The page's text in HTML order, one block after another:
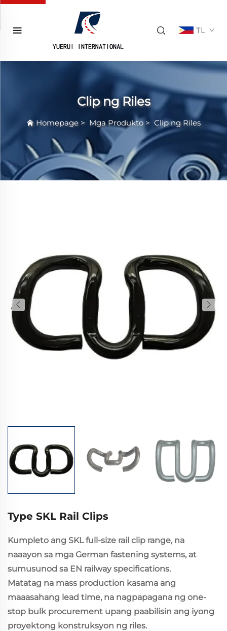
TL
Clip ng Riles
Homepage > Mga Produkto> Clip ng Riles
Type SKL Rail Clips
Kumpleto ang SKL full-size rail clip range, na
naaayon sa mga German fastening systems, at
sumusunod sa EN railway specifications.
Matatag na mass production kasama ang
maaasahang lead time, na nagpapagana ng one-
stop bulk procurement upang paabilisin ang iyong
proyektong konstruksyon ng riles.